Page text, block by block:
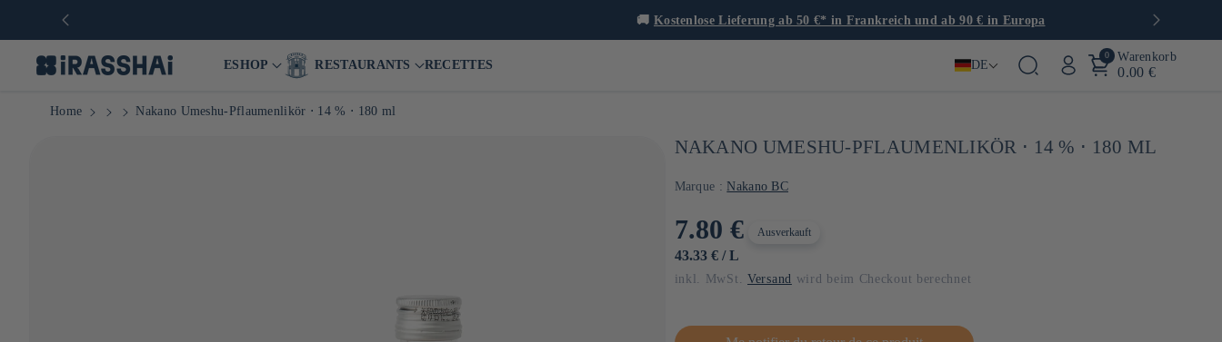
Kostenlose Lieferung ab 50 €* in Frankreich und ab 90 € in Europa
ESHOP RESTAURANTS RECETTES DE
0 Warenkorb
0.00 €
Home Nakano Umeshu-Pflaumenlikör ⋅ 14 % ⋅ 180 ml
NAKANO UMESHU-PFLAUMENLIKÖR ⋅ 14 % ⋅ 180 ML
Marque : Nakano BC
Normaler
Preis
7.80 €
GRUNDPREIS
43.33 € / PRO
L
Ausverkauft
inkl. MwSt. Versand wird beim Checkout berechnet